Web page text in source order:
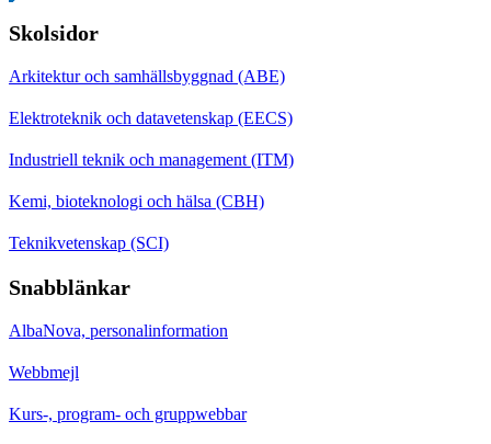
Skolsidor
Arkitektur och samhällsbyggnad (ABE)
Elektroteknik och datavetenskap (EECS)
Industriell teknik och management (ITM)
Kemi, bioteknologi och hälsa (CBH)
Teknikvetenskap (SCI)
Snabblänkar
AlbaNova, personalinformation
Webbmejl
Kurs-, program- och gruppwebbar